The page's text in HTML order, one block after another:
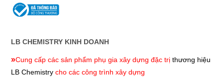
LB CHEMISTRY KINH DOANH
»Cung cấp các sản phẩm phụ gia xây dựng đặc trị thương hiệu
LB Chemistrycho các công trình xây dựng